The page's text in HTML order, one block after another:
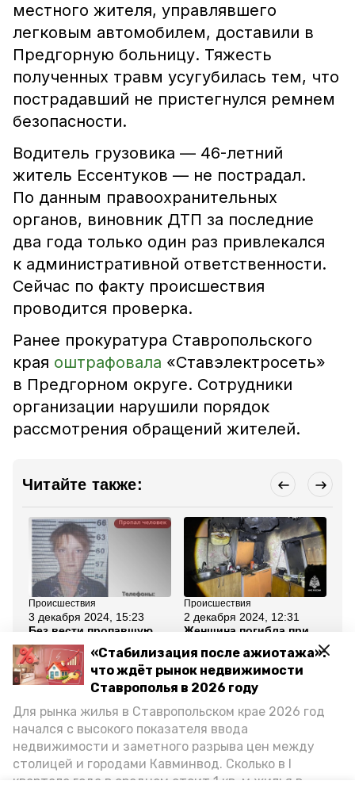
«Стабилизация после ажиотажа»:
что ждёт рынок недвижимости
Ставрополья в 2026 году
Для рынка жилья в Ставропольском крае 2026 год
начался с высокого показателя ввода
недвижимости и заметного разрыва цен между
столицей и городами Кавминвод. Сколько в I
квартале года в среднем стоит 1 кв. м жилья в
местного жителя, управлявшего
легковым автомобилем, доставили в
Предгорную больницу. Тяжесть
полученных травм усугубилась тем, что
пострадавший не пристегнулся ремнем
безопасности.
Водитель грузовика — 46-летний
житель Ессентуков — не пострадал.
По данным правоохранительных
органов, виновник ДТП за последние
два года только один раз привлекался
к административной ответственности.
Сейчас по факту происшествия
проводится проверка.
Ранее прокуратура Ставропольского
края оштрафовала «Ставэлектросеть»
в Предгорном округе. Сотрудники
организации нарушили порядок
рассмотрения обращений жителей.
Читайте также:
Происшествия
3 декабря 2024, 15:23
Без вести пропавшую
женщину разыскивают в
Предгорном округе
Происшествия
2 декабря 2024, 12:31
Женщина погибла при
Предгорного округа
предгорный округ ставропольский край